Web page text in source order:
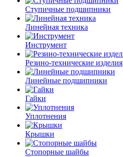
Ступичные подшипники
Линейная техника
Инструмент
Резино-технические изделия
Линейные подшипники
Гайки
Уплотнения
Крышки
Стопорные шайбы